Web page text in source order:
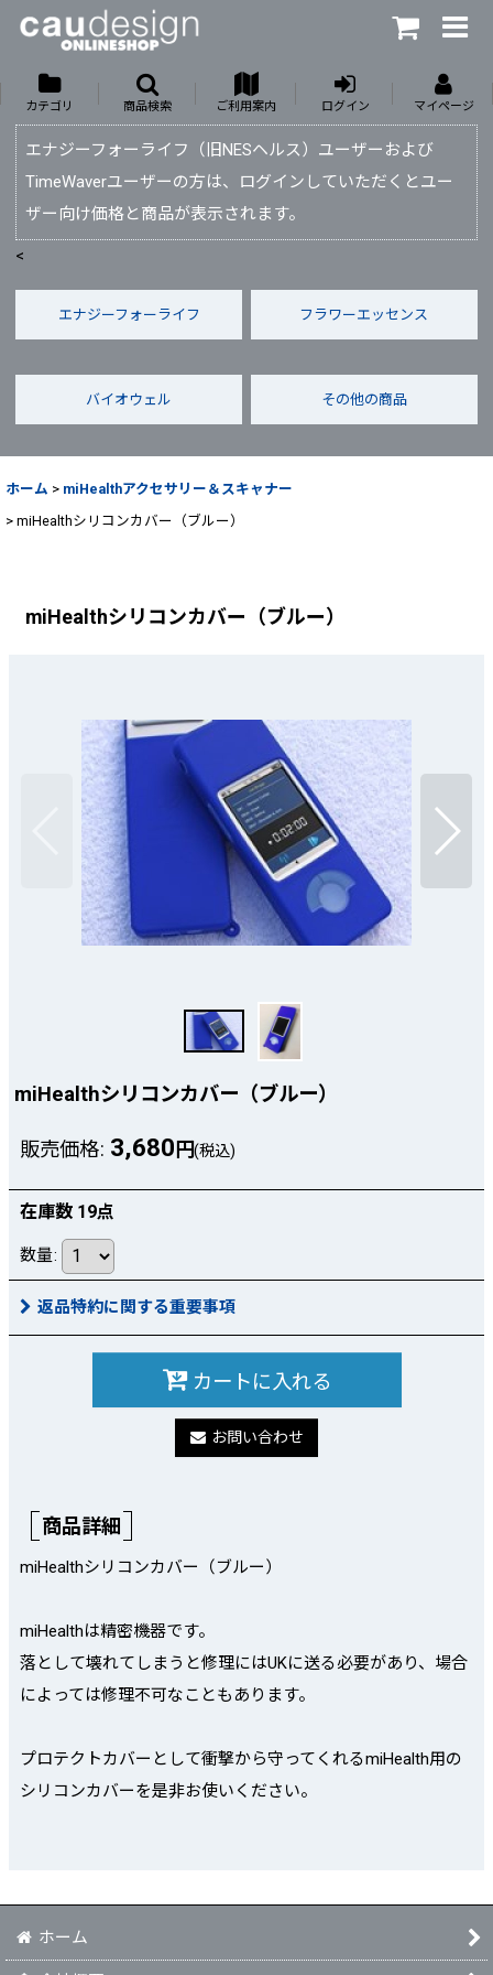
カテゴリ 商品検索 ご利用案内 ログイン マイページ
エナジーフォーライフ（旧NESヘルス）ユーザーおよび
TimeWaverユーザーの方は、ログインしていただくとユー
ザー向け価格と商品が表示されます。
<
エナジーフォーライフ フラワーエッセンス
バイオウェル その他の商品
ホーム > miHealthアクセサリー＆スキャナー
> miHealthシリコンカバー（ブルー）
miHealthシリコンカバー（ブルー）
miHealthシリコンカバー（ブルー）
販売価格: 3,680 円(税込)
在庫数 19点
数量:
返品特約に関する重要事項
カートに入れる
お問い合わせ
商品詳細
miHealthシリコンカバー（ブルー）
miHealthは精密機器です。
落として壊れてしまうと修理にはUKに送る必要があり、場合
によっては修理不可なこともあります。
プロテクトカバーとして衝撃から守ってくれるmiHealth用の
シリコンカバーを是非お使いください。
ホーム